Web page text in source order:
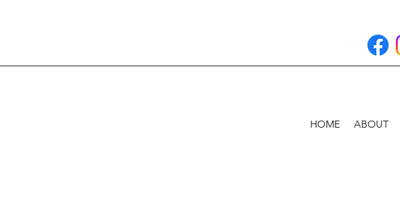
HOME ABOUT